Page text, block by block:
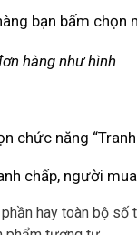
bạn bấm chọn
chức năng
chấp, người
hay toàn bộ